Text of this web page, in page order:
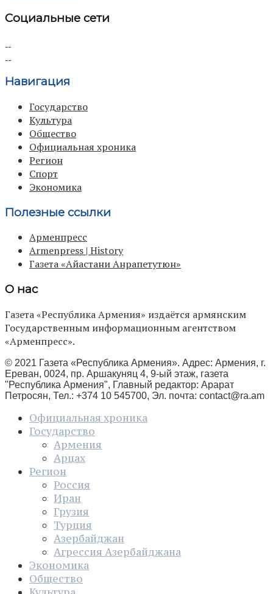
Социальные сети
Навигация
Государство
Культура
Общество
Официальная хроника
Регион
Спорт
Экономика
Полезные ссылки
Арменпресс
Armenpress | History
Газета «Айастани Анрапетутюн»
О нас
Газета «Республика Армения» издаётся армянским
Государственным информационным агентством
«Арменпресс».
© 2021 Газета «Республика Армения». Адрес: Армения, г.
Ереван, 0024, пр. Аршакуняц 4, 9-ый этаж, газета
"Республика Армения", Главный редактор: Арарат
Петросян, Тел.: +374 10 545700, Эл. почта: contact@ra.am
Официальная хроника
Государство
Армения
Арцах
Регион
Россия
Иран
Грузия
Турция
Азербайджан
Агрессия Азербайджана
Экономика
Общество